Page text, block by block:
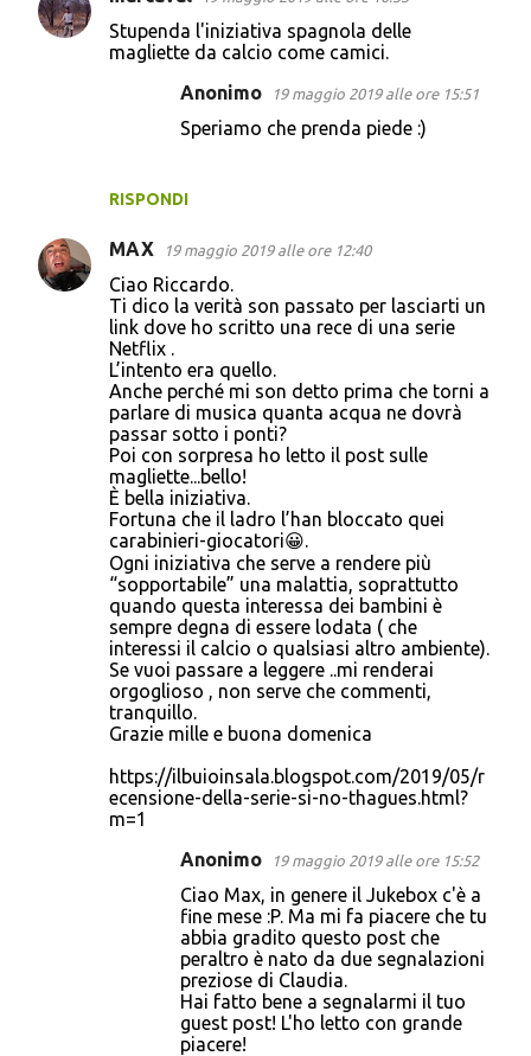
C
i
Stupenda l'iniziativa spagnola delle
magliette da calcio come camici.
RISPONDI
Anonimo 19 maggio 2019 alle ore 15:51
Speriamo che prenda piede :)
MAX 19 maggio 2019 alle ore 12:40
Ciao Riccardo.
Ti dico la verità son passato per lasciarti un
link dove ho scritto una rece di una serie
Netflix .
L’intento era quello.
Anche perché mi son detto prima che torni a
parlare di musica quanta acqua ne dovrà
passar sotto i ponti?
Poi con sorpresa ho letto il post sulle
magliette...bello!
È bella iniziativa.
Fortuna che il ladro l’han bloccato quei
carabinieri-giocatori😀.
Ogni iniziativa che serve a rendere più
“sopportabile” una malattia, soprattutto
quando questa interessa dei bambini è
sempre degna di essere lodata ( che
interessi il calcio o qualsiasi altro ambiente).
Se vuoi passare a leggere ..mi renderai
orgoglioso , non serve che commenti,
tranquillo.
Grazie mille e buona domenica
https://ilbuioinsala.blogspot.com/2019/05/r
ecensione-della-serie-si-no-thagues.html?
m=1
Anonimo 19 maggio 2019 alle ore 15:52
Ciao Max, in genere il Jukebox c'è a
fine mese :P. Ma mi fa piacere che tu
abbia gradito questo post che
peraltro è nato da due segnalazioni
preziose di Claudia.
Hai fatto bene a segnalarmi il tuo
guest post! L'ho letto con grande
piacere!